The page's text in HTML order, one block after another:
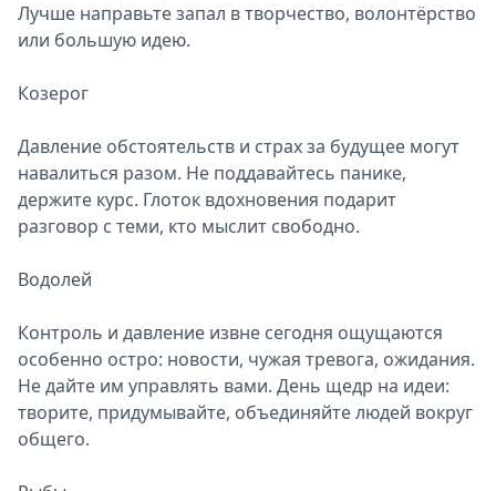
Лучше направьте запал в творчество, волонтёрство
или большую идею.
Козерог
Давление обстоятельств и страх за будущее могут
навалиться разом. Не поддавайтесь панике,
держите курс. Глоток вдохновения подарит
разговор с теми, кто мыслит свободно.
Водолей
Контроль и давление извне сегодня ощущаются
особенно остро: новости, чужая тревога, ожидания.
Не дайте им управлять вами. День щедр на идеи:
творите, придумывайте, объединяйте людей вокруг
общего.